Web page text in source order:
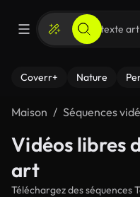
Coverr+ Nature
Maison Séquences
Vidéos libres
art
Téléchargez des séquences